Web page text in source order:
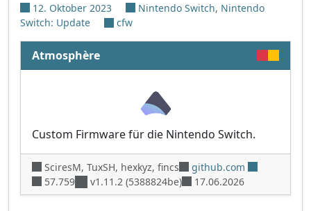
12. Oktober 2023 Nintendo Switch, Nintendo
Switch: Update
cfw
Atmosphère
Custom Firmware für die Nintendo Switch.
SciresM, TuxSH, hexkyz, fincs
github.com
57.759
v1.11.2 (5388824be) 17.06.2026